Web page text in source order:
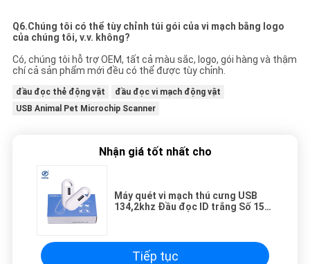
Q6.Chúng tôi có thể tùy chỉnh túi gói của vi mạch bằng logo
của chúng tôi, v.v. không?
Có, chúng tôi hỗ trợ OEM, tất cả màu sắc, logo, gói hàng và thậm
chí cả sản phẩm mới đều có thể được tùy chỉnh.
đầu đọc thẻ động vật
đầu đọc vi mạch động vật
USB Animal Pet Microchip Scanner
Nhận giá tốt nhất cho
Máy quét vi mạch thú cưng USB
134,2khz Đầu đọc ID trắng Số 15
Tiếp tục